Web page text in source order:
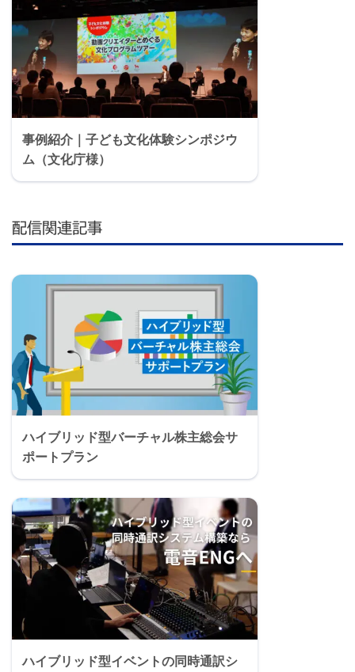
事例紹介｜子ども文化体験シンポジウ
ム（文化庁様）
配信関連記事
ハイブリッド型バーチャル株主総会サ
ポートプラン
ハイブリッド型イベントの同時通訳シ